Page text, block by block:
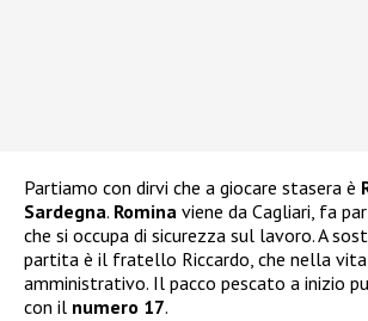
Partiamo con dirvi che a giocare stasera è
Sardegna. Romina viene da Cagliari, fa
che si occupa di sicurezza sul lavoro. A
partita è il fratello Riccardo, che nella
amministrativo. Il pacco pescato a inizio
con il numero 17.